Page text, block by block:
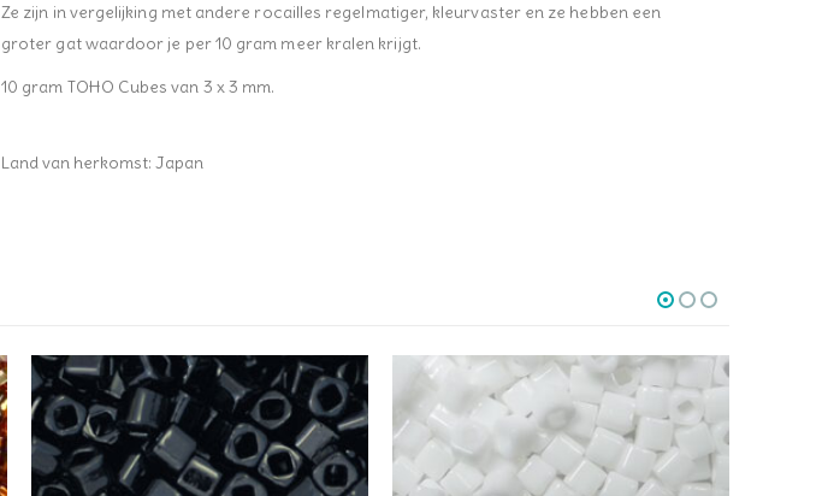
Ze zijn in vergelijking met andere rocailles regelmatiger, kleurvaster en ze hebben een
groter gat waardoor je per 10 gram meer kralen krijgt.
10 gram TOHO Cubes van 3 x 3 mm.
Land van herkomst: Japan